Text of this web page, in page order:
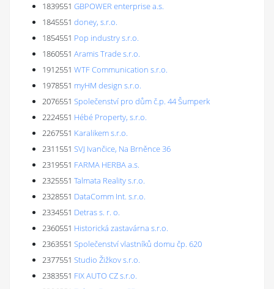
1839551 GBPOWER enterprise a.s.
1845551 doney, s.r.o.
1854551 Pop industry s.r.o.
1860551 Aramis Trade s.r.o.
1912551 WTF Communication s.r.o.
1978551 myHM design s.r.o.
2076551 Společenství pro dům č.p. 44 Šumperk
2224551 Hébé Property, s.r.o.
2267551 Karalikem s.r.o.
2311551 SVJ Ivančice, Na Brněnce 36
2319551 FARMA HERBA a.s.
2325551 Talmata Reality s.r.o.
2328551 DataComm Int. s.r.o.
2334551 Detras s. r. o.
2360551 Historická zastavárna s.r.o.
2363551 Společenství vlastníků domu čp. 620
2377551 Studio Žižkov s.r.o.
2383551 FIX AUTO CZ s.r.o.